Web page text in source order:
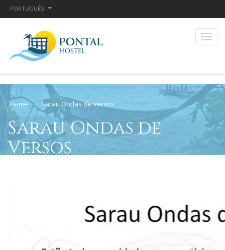
PORTUGUÊS
Home Sarau Ondas de Versos
Sarau Ondas de
Versos